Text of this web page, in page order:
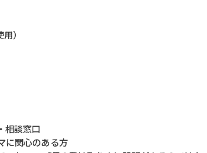
）
相談窓口
に関心のある方